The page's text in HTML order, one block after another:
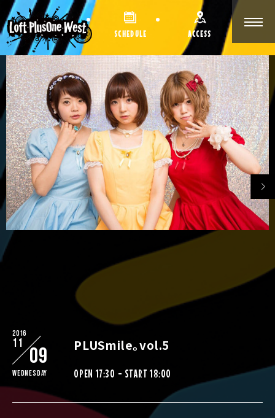
SCHEDULE ACCESS
2016
11
09
Wednesday
PLUSmile。vol.5
OPEN 17:30 - START 18:00